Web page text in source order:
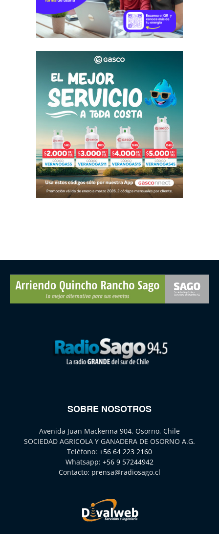
SOBRE NOSOTROS
Avenida Juan Mackenna 904, Osorno, Chile
SOCIEDAD AGRICOLA Y GANADERA DE OSORNO A.G.
Teléfono: +56 64 223 2160
Whatsapp: +56 9 57244942
Contacto: prensa@radiosago.cl